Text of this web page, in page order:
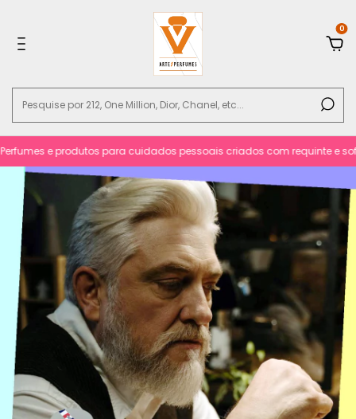
0
e produtos para cuidados pessoais criados com requinte e